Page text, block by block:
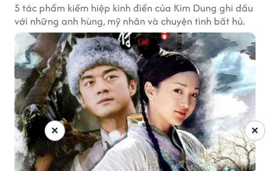
5 tác phẩm kiếm hiệp kinh điển của Kim Dung ghi dấu
với những anh hùng, mỹ nhân và chuyện tình bất hủ.
×
×